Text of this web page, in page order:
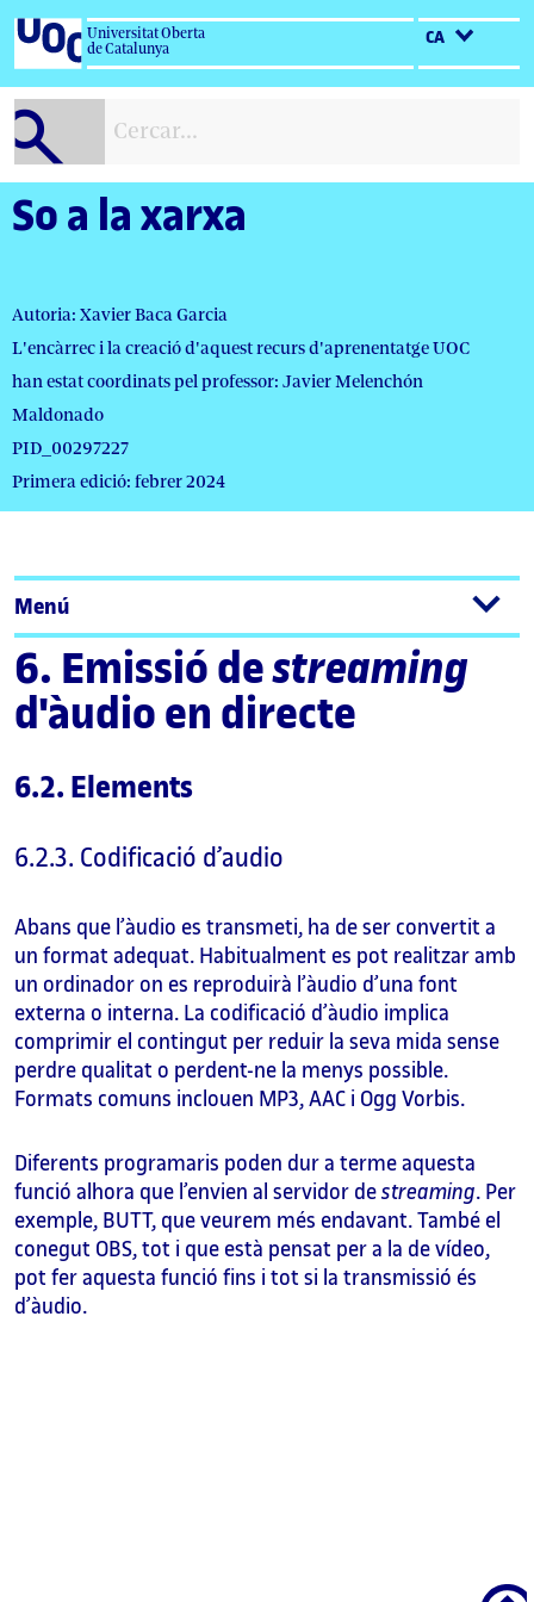
Salta
contingut
Universitat Oberta
de Catalunya
CA
So a la xarxa
Autoria: Xavier Baca Garcia
L'encàrrec i la creació d'aquest recurs d'aprenentatge UOC
han estat coordinats pel professor: Javier Melenchón
Maldonado
PID_00297227
Primera edició: febrer 2024
Menú
6. Emissió destreaming
d'àudio en directe
6.2. Elements
6.2.3. Codificació d’audio
Abans que l’àudio es transmeti, ha de ser convertit a
un format adequat. Habitualment es pot realitzar amb
un ordinador on es reproduirà l’àudio d’una font
externa o interna. La codificació d’àudio implica
comprimir el contingut per reduir la seva mida sense
perdre qualitat o perdent-ne la menys possible.
Formats comuns inclouen MP3, AAC i Ogg Vorbis.
Diferents programaris poden dur a terme aquesta
funció alhora que l’envien al servidor de streaming. Per
exemple, BUTT, que veurem més endavant. També el
conegut OBS, tot i que està pensat per a la de vídeo,
pot fer aquesta funció fins i tot si la transmissió és
d’àudio.